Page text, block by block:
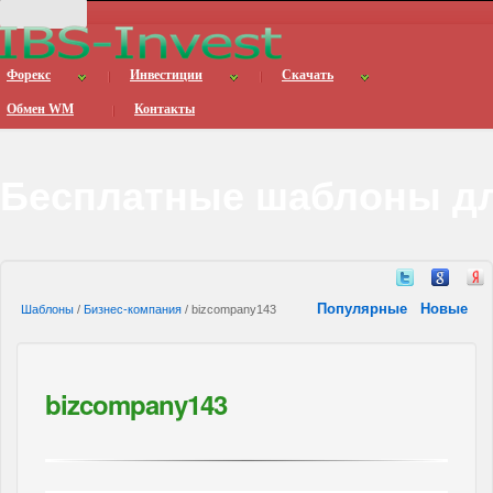
Форекс Инвестиции Скачать
Обмен WM Контакты
Шаблоны / Бизнес-компания / bizcompany143 Популярные Новые
bizcompany143